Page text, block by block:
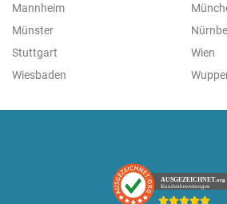
Mannheim
Münster
Stuttgart
Wien
Wiesbaden
AUSGEZEICHNET.org
Kundenbewertungen